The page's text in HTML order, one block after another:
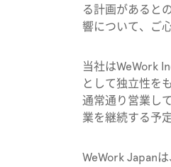
る計画があると
響について、ご
当社はWeWork
として独立性を
通常通り営業し
業を継続する予
WeWork Japan